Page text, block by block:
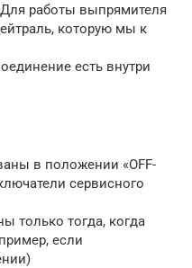
Для работы выпрямителя
которую мы к
есть внутри
в положении «OFF-
сервисного
только тогда, когда
если